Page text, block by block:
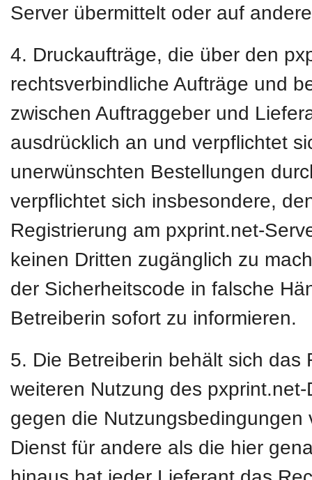
Server übermittelt oder auf
4. Druckaufträge, die über den
rechtsverbindliche Aufträge und
zwischen Auftraggeber und
ausdrücklich an und verpflichtet
unerwünschten Bestellungen
verpflichtet sich insbesondere,
Registrierung am pxprint.net-
keinen Dritten zugänglich zu
der Sicherheitscode in falsche
Betreiberin sofort zu informieren.
5. Die Betreiberin behält sich das
weiteren Nutzung des
gegen die
Dienst für andere als die hier